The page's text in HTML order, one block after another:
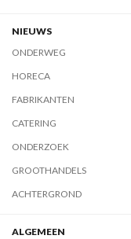
NIEUWS
ONDERWEG
HORECA
FABRIKANTEN
CATERING
ONDERZOEK
GROOTHANDELS
ACHTERGROND
ALGEMEEN